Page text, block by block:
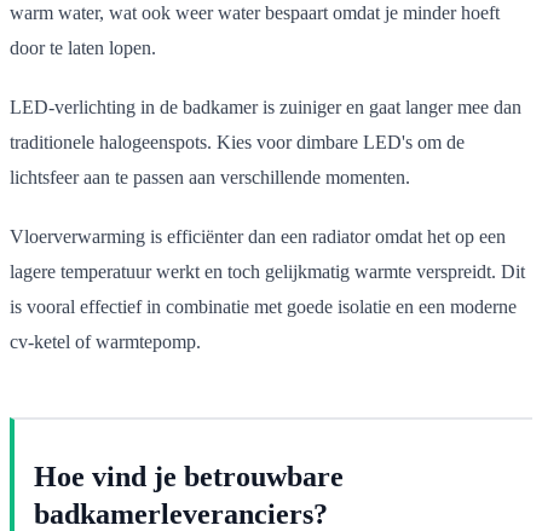
warm water, wat ook weer water bespaart omdat je minder hoeft
door te laten lopen.
LED-verlichting in de badkamer is zuiniger en gaat langer mee dan
traditionele halogeenspots. Kies voor dimbare LED's om de
lichtsfeer aan te passen aan verschillende momenten.
Vloerverwarming is efficiënter dan een radiator omdat het op een
lagere temperatuur werkt en toch gelijkmatig warmte verspreidt. Dit
is vooral effectief in combinatie met goede isolatie en een moderne
cv-ketel of warmtepomp.
Hoe vind je betrouwbare
badkamerleveranciers?